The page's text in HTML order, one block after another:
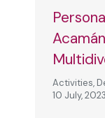
Activities,
10 July, 2023